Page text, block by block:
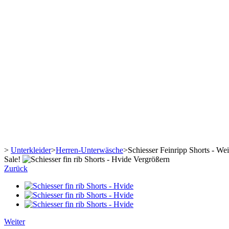
> Unterkleider>Herren-Unterwäsche>Schiesser Feinripp Shorts -
Sale!
Vergrößern
Zurück
Weiter